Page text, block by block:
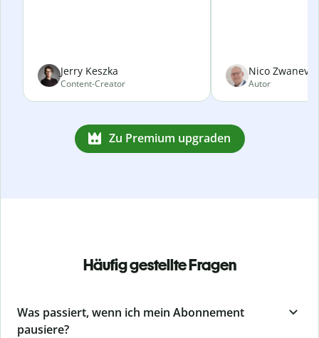
Jerry Keszka
Content-Creator
Nico
Autor
Zu Premium upgraden
Häufig gestellte Fragen
Was passiert, wenn ich mein Abonnement
pausiere?